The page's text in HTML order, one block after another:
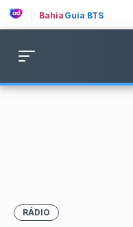
Bahia Guia BTS
RÁDIO